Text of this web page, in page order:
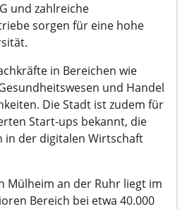
und zahlreiche
sorgen für eine hohe
in Bereichen wie
und Handel
Die Stadt ist zudem für
Start-ups bekannt, die
in der digitalen Wirtschaft
Mülheim an der Ruhr liegt im
Bereich bei etwa 40.000